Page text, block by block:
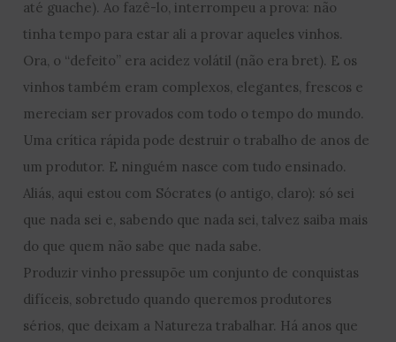
até guache). Ao fazê-lo, interrompeu a prova: não
tinha tempo para estar ali a provar aqueles vinhos.
Ora, o “defeito” era acidez volátil (não era bret). E os
vinhos também eram complexos, elegantes, frescos e
mereciam ser provados com todo o tempo do mundo.
Uma crítica rápida pode destruir o trabalho de anos de
um produtor. E ninguém nasce com tudo ensinado.
Aliás, aqui estou com Sócrates (o antigo, claro): só sei
que nada sei e, sabendo que nada sei, talvez saiba mais
do que quem não sabe que nada sabe.
Produzir vinho pressupõe um conjunto de conquistas
difíceis, sobretudo quando queremos produtores
sérios, que deixam a Natureza trabalhar. Há anos que